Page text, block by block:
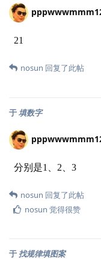
21
nosun 回复了此帖
于填数字
分别是1、2、3
nosun 回复了此帖
nosun 觉得很赞
于 找规律填图案